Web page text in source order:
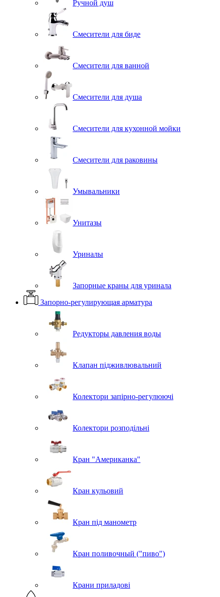
Ручной душ
Смесители для биде
Смесители для ванной
Смесители для душа
Смесители для кухонной мойки
Смесители для раковины
Умывальники
Унитазы
Уриналы
Запорные краны для уринала
Запорно-регулирующая арматура
Редукторы давления воды
Клапан підживлювальний
Колектори запірно-регулюючі
Колектори розподільні
Кран "Американка"
Кран кульовий
Кран під манометр
Кран поливочный ("пиво")
Крани приладові